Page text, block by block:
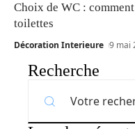
Choix de WC :
toilettes
Décoration Interieure 9 mai
Recherche